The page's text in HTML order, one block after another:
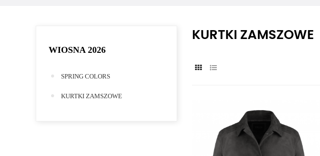
WIOSNA 2026
SPRING COLORS
KURTKI ZAMSZOWE
KURTKI ZAMSZOWE